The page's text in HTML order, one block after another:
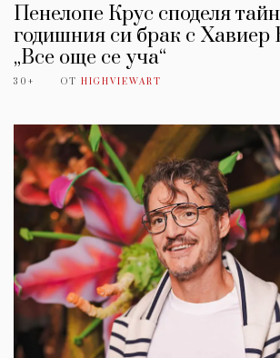
Пенелопе Крус споделя
годишния си брак с Хавиер
„Все още се уча“
30+ ОТ HIGHVIEWART
КАТЕГОРИИ
Мода
Dialogue
Изкуство
Красота
Цветно
Гурме
Пътувай
Wellness
За нас
Реклама
Политика за
ModerenDom
СЛЕДВАЙТЕ НИ
Facebook Instagram Twitter